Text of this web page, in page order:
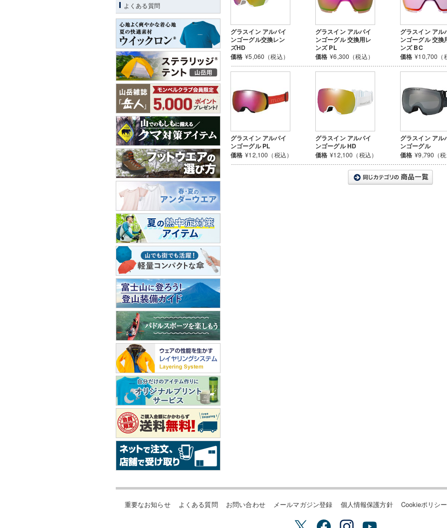
グラスイン アルパイ
ンゴーグル交換レン
ズHD
価格 ¥5,060（税込）
グラスイン アルパイ
ンゴーグル 交換用レ
ンズ PL
価格 ¥6,300（税込）
グラスイン アル
ンゴーグル 交換
ンズ BC
価格 ¥10,700（
グラスイン アルパイ
ンゴーグル PL
価格 ¥12,100（税込）
グラスイン アルパイ
ンゴーグル HD
価格 ¥12,100（税込）
グラスイン アル
ンゴーグル
価格 ¥9,790（
よくある質問
重要なお知らせ よくある質問 お問い合わせ メールマガジン登録 個人情報保護方針 Cookieポリシー